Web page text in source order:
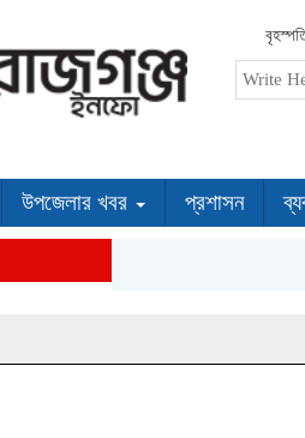
উপজেলার খবর প্রশাসন